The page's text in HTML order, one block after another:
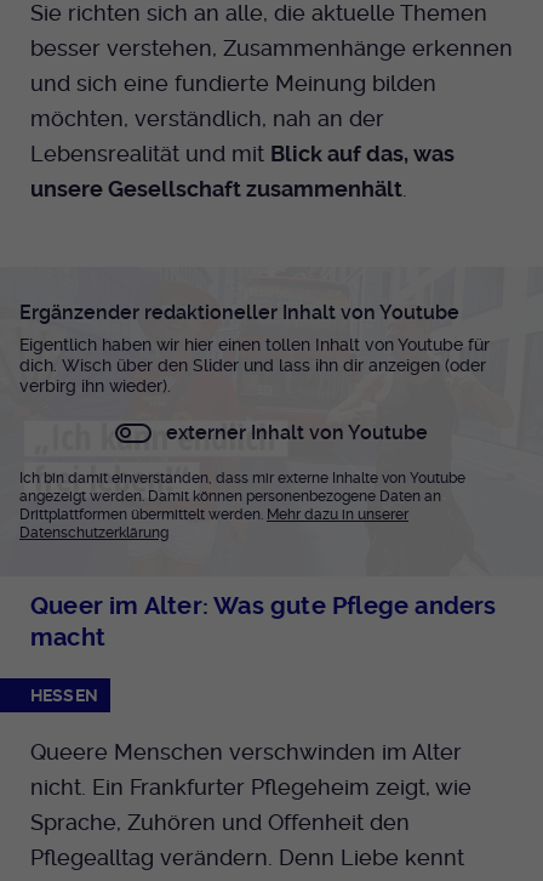
Sie richten sich an alle, die aktuelle Themen
besser verstehen, Zusammenhänge erkennen
und sich eine fundierte Meinung bilden
möchten, verständlich, nah an der
Lebensrealität und mit Blick auf das, was
unsere Gesellschaft zusammenhält
Ergänzender redaktioneller Inhalt von Youtube
Eigentlich haben wir hier einen tollen Inhalt von Youtube für
dich. Wisch über den Slider und lass ihn dir anzeigen (oder
verbirg ihn wieder).
externer Inhalt von Youtube
Ich bin damit einverstanden, dass mir externe Inhalte von Youtube
angezeigt werden. Damit können personenbezogene Daten an
Drittplattformen übermittelt werden. Mehr dazu in unserer
Datenschutzerklärung
Queer im Alter: Was gute Pflege anders
macht
HESSEN
Queere Menschen verschwinden im Alter
nicht. Ein Frankfurter Pflegeheim zeigt, wie
Sprache, Zuhören und Offenheit den
Pflegealltag verändern. Denn Liebe kennt
Zweck
Dieser Cookie wird genutzt um
festzustellen ob ein Benutzer im TYPO3
bearbeiten darf.
fe_typo_user
Zweck
Dieser Cookie wird genutzt um
festzustellen ob ein Benutzer im TYPO3
Frontend eingelogged ist und die Seite
bearbeiten darf.
Name PHPSESSID
Laufzeit Ende der Sitzung
Zweck
Anbieter EKHN
Name _pk_id.424
Laufzeit 13 Monate
Anbieter Medienhaus der EKHN GmbH
Zweck
Informationen über den Besuch.
Anbieter Medienhaus der EKHN GmbH
Laufzeit
Zweck
Einstellungen
Cookie-Informationen anzeigen
Marketing
Reichweiten Analyse
Name _fbp
Laufzeit 3 Monate
Zweck Anzeigen / Ads
Cookie-Informationen anzeigen
Facebook
Instagram
Twitter
Spotify
Giphy
TikTok